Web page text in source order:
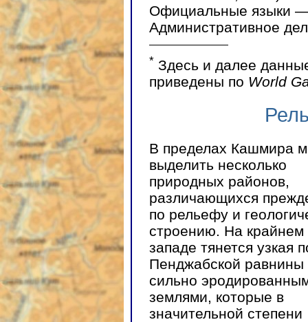
Официальные языки
Административное
* Здесь и далее
приведены по World
В пределах Кашмира
выделить несколько
природных районов,
различающихся
по рельефу и
строению. На крайнем
западе тянется узкая
Пенджабской равнины
сильно
землями, которые в
значительной степени